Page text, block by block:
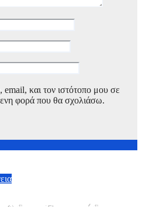
και τον ιστότοπο μου σε
φορά που θα σχολιάσω.